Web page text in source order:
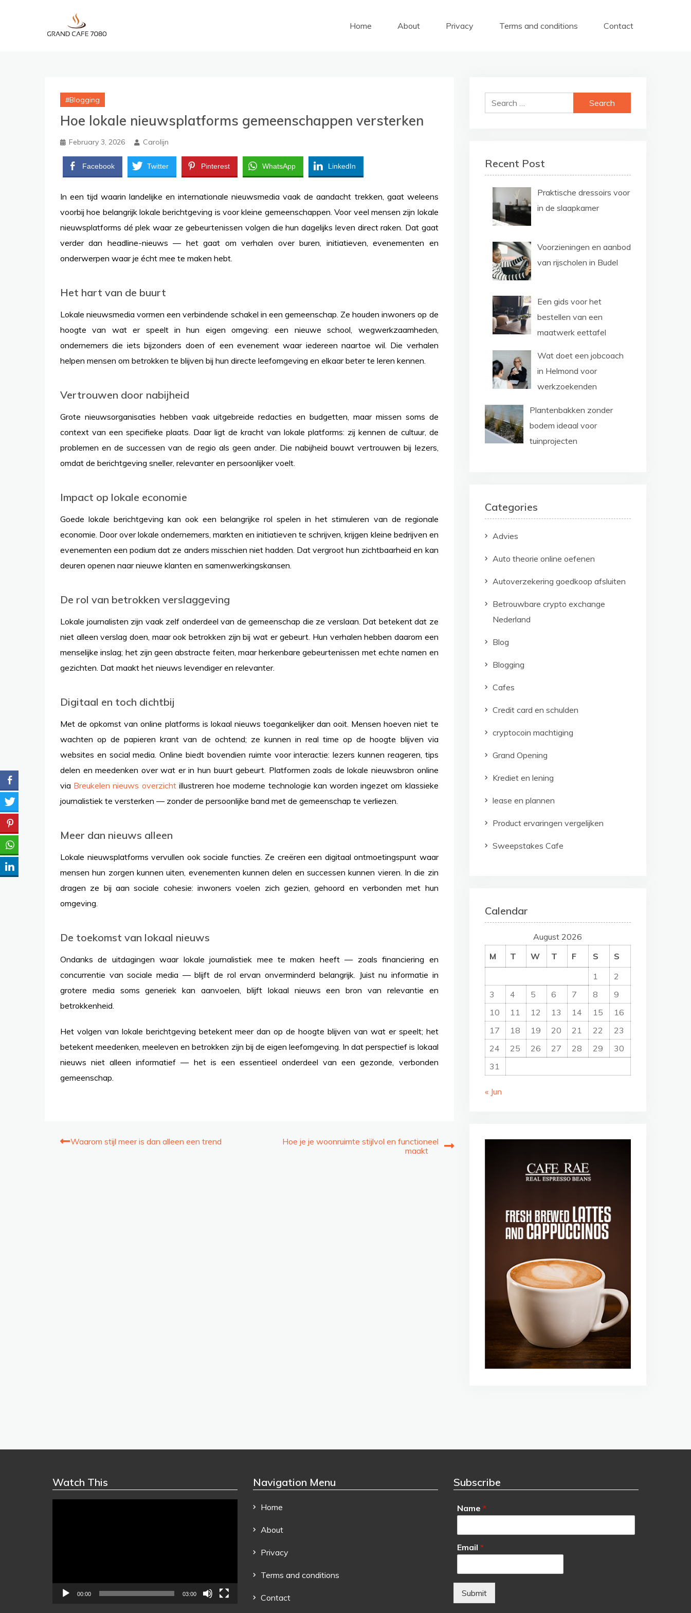
Home About Privacy Terms and conditions Contact
Blogging
Hoe lokale nieuwsplatforms gemeenschappen versterken
February 3, 2026 Carolijn
Facebook Twitter Pinterest WhatsApp LinkedIn
In een tijd waarin landelijke en internationale nieuwsmedia vaak de aandacht trekken, gaat weleens
voorbij hoe belangrijk lokale berichtgeving is voor kleine gemeenschappen. Voor veel mensen zijn lokale
nieuwsplatforms dé plek waar ze gebeurtenissen volgen die hun dagelijks leven direct raken. Dat gaat
verder dan headline-nieuws — het gaat om verhalen over buren, initiatieven, evenementen en
onderwerpen waar je écht mee te maken hebt.
Het hart van de buurt
Lokale nieuwsmedia vormen een verbindende schakel in een gemeenschap. Ze houden inwoners op de
hoogte van wat er speelt in hun eigen omgeving: een nieuwe school, wegwerkzaamheden,
ondernemers die iets bijzonders doen of een evenement waar iedereen naartoe wil. Die verhalen
helpen mensen om betrokken te blijven bij hun directe leefomgeving en elkaar beter te leren kennen.
Vertrouwen door nabijheid
Grote nieuwsorganisaties hebben vaak uitgebreide redacties en budgetten, maar missen soms de
context van een specifieke plaats. Daar ligt de kracht van lokale platforms: zij kennen de cultuur, de
problemen en de successen van de regio als geen ander. Die nabijheid bouwt vertrouwen bij lezers,
omdat de berichtgeving sneller, relevanter en persoonlijker voelt.
Impact op lokale economie
Goede lokale berichtgeving kan ook een belangrijke rol spelen in het stimuleren van de regionale
economie. Door over lokale ondernemers, markten en initiatieven te schrijven, krijgen kleine bedrijven en
evenementen een podium dat ze anders misschien niet hadden. Dat vergroot hun zichtbaarheid en kan
deuren openen naar nieuwe klanten en samenwerkingskansen.
De rol van betrokken verslaggeving
Lokale journalisten zijn vaak zelf onderdeel van de gemeenschap die ze verslaan. Dat betekent dat ze
niet alleen verslag doen, maar ook betrokken zijn bij wat er gebeurt. Hun verhalen hebben daarom een
menselijke inslag; het zijn geen abstracte feiten, maar herkenbare gebeurtenissen met echte namen en
gezichten. Dat maakt het nieuws levendiger en relevanter.
Digitaal en toch dichtbij
Met de opkomst van online platforms is lokaal nieuws toegankelijker dan ooit. Mensen hoeven niet te
wachten op de papieren krant van de ochtend; ze kunnen in real time op de hoogte blijven via
websites en social media. Online biedt bovendien ruimte voor interactie: lezers kunnen reageren, tips
delen en meedenken over wat er in hun buurt gebeurt. Platformen zoals de lokale nieuwsbron online
via Breukelen nieuws overzichtillustreren hoe moderne technologie kan worden ingezet om klassieke
journalistiek te versterken — zonder de persoonlijke band met de gemeenschap te verliezen.
Meer dan nieuws alleen
Lokale nieuwsplatforms vervullen ook sociale functies. Ze creëren een digitaal ontmoetingspunt waar
mensen hun zorgen kunnen uiten, evenementen kunnen delen en successen kunnen vieren. In die zin
dragen ze bij aan sociale cohesie: inwoners voelen zich gezien, gehoord en verbonden met hun
omgeving.
De toekomst van lokaal nieuws
Ondanks de uitdagingen waar lokale journalistiek mee te maken heeft — zoals financiering en
concurrentie van sociale media — blijft de rol ervan onverminderd belangrijk. Juist nu informatie in
grotere media soms generiek kan aanvoelen, blijft lokaal nieuws een bron van relevantie en
betrokkenheid.
Het volgen van lokale berichtgeving betekent meer dan op de hoogte blijven van wat er speelt; het
betekent meedenken, meeleven en betrokken zijn bij de eigen leefomgeving. In dat perspectief is lokaal
nieuws niet alleen informatief — het is een essentieel onderdeel van een gezonde, verbonden
gemeenschap.
PostWaarom stijl meer is dan alleen een trend
Hoe je je woonruimte stijlvol en functioneel
maakt
Search
for:
Recent Post
Praktische dressoirs voor
in de slaapkamer
Voorzieningen en aanbod
van rijscholen in Budel
Een gids voor het
bestellen van een
maatwerk eettafel
Wat doet een jobcoach
in Helmond voor
werkzoekenden
Plantenbakken zonder
bodem ideaal voor
tuinprojecten
Categories
Advies
Auto theorie online oefenen
Autoverzekering goedkoop afsluiten
Betrouwbare crypto exchange
Nederland
Blog
Blogging
Cafes
Credit card en schulden
cryptocoin machtiging
Grand Opening
Krediet en lening
lease en plannen
Product ervaringen vergelijken
Sweepstakes Cafe
Calendar
August 2026
M
T W T F S
S
1
2
3
4 5 6 7 8
9
10
11 12 13 14 15
16
17
18 19 20 21 22
23
24
25 26 27 28 29
30
31
« Jun
Watch This
00:00 03:00
Navigation Menu
Home
About
Privacy
Terms and conditions
Contact
Subscribe
Name *
Email *
Submit